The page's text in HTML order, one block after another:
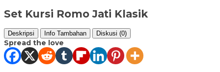
Set Kursi Romo Jati Klasik
Deskripsi Info Tambahan Diskusi (0)
Spread the love